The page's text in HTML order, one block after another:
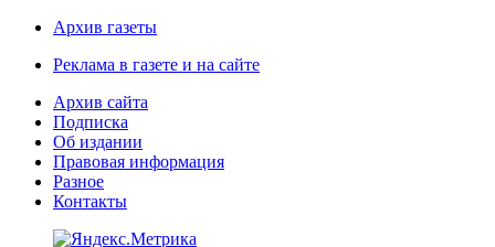
Архив газеты
Реклама в газете и на сайте
Архив сайта
Подписка
Об издании
Правовая информация
Разное
Контакты